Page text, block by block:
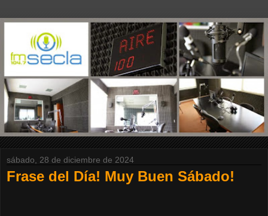
sábado, 28 de diciembre de 2024
Frase del Día! Muy Buen Sábado!